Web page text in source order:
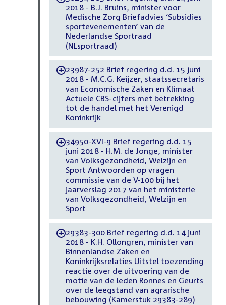
2018 - B.J. Bruins, minister voor
Medische Zorg Briefadvies ‘Subsidies
sportevenementen’ van de
Nederlandse Sportraad
(NLsportraad)
-23987-252 Brief regering d.d. 15 juni
2018 - M.C.G. Keijzer, staatssecretaris
van Economische Zaken en Klimaat
Actuele CBS-cijfers met betrekking
tot de handel met het Verenigd
Koninkrijk
-34950-XVI-9 Brief regering d.d. 15
juni 2018 - H.M. de Jonge, minister
van Volksgezondheid, Welzijn en
Sport Antwoorden op vragen
commissie van de V-100 bij het
jaarverslag 2017 van het ministerie
van Volksgezondheid, Welzijn en
Sport
-29383-300 Brief regering d.d. 14 juni
2018 - K.H. Ollongren, minister van
Binnenlandse Zaken en
Koninkrijksrelaties Uitstel toezending
reactie over de uitvoering van de
motie van de leden Ronnes en Geurts
over de leegstand van agrarische
bebouwing (Kamerstuk 29383-289)